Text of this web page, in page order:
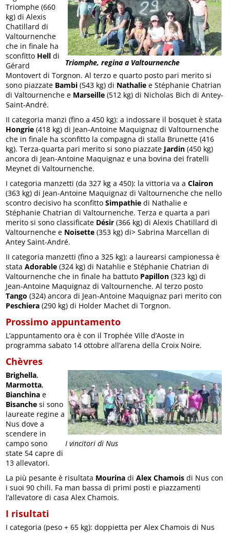
Triomphe, regina a Valtournenche
Triomphe (660
kg) di Alexis
Chatillard di
Valtournenche
che in finale ha
sconfitto Hell di
Gérard
Montovert di Torgnon. Al terzo e quarto posto pari merito si
sono piazzate Bambi (543 kg) di Nathalie e Stéphanie Chatrian
di Valtournenche e Marseille (512 kg) di Nicholas Bich di Antey-
Saint-André.
II categoria manzi (fino a 450 kg): a indossare il bosquet è stata
Hongrie (418 kg) di Jean-Antoine Maquignaz di Valtournenche
che in finale ha sconfitto la compagna di stalla Brunette (416
kg). Terza-quarta pari merito si sono piazzate Jardin (450 kg)
ancora di Jean-Antoine Maquignaz e una bovina dei fratelli
Meynet di Valtournenche.
I categoria manzetti (da 327 kg a 450): la vittoria va aClairon
(363 kg) di Jean-Antoine Maquignaz di Valtournenche che nello
scontro decisivo ha sconfittoSimpathie di Nathalie e
Stéphanie Chatrian di Valtournenche. Terza e quarta a pari
merito si sono classificate Désir (366 kg) di Alexis Chatillard di
Valtournenche e Noisette (353 kg) di> Sabrina Marcellan di
Antey Saint-André.
II categoria manzetti (fino a 325 kg): a laurearsi campionessa è
stataAdorable (324 kg) di Natahlie e Stéphanie Chatrian di
Valtournenche che in finale ha battuto Papillon (323 kg) di
Jean-Antoine Maquignaz di Valtournenche. Al terzo posto
Tango (324) ancora di Jean-Antoine Maquignaz pari merito con
Peschiera (290 kg) di Holder Machet di Torgnon.
Prossimo appuntamento
L’appuntamento ora è con il Trophée Ville d’Aoste in
programma sabato 14 ottobre all’arena della Croix Noire.
Chèvres
I vincitori di Nus
Brighella,
Marmotta,
Bianchina e
Bisanche si sono
laureate regine a
Nus dove a
scendere in
campo sono
state 54 capre di
13 allevatori.
La più pesante è risultata Mourina diAlex Chamoisdi Nus con
i suoi 90 chili. Fa man bassa di primi posti e piazzamenti
l’allevatore di casa Alex Chamois.
I risultati
I categoria (peso + 65 kg): doppietta per Alex Chamois di Nus